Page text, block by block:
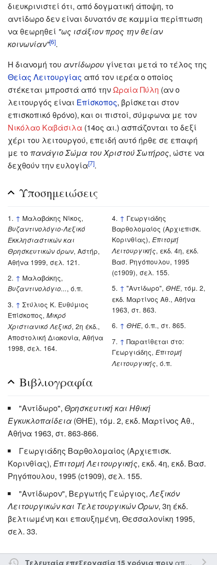
διευκρινιστεί ότι, από δογματική άποψη, το
αντίδωρο δεν είναι δυνατόν σε καμμία περίπτωση
να θεωρηθεί "ως ισάξιον προς την θείαν
κοινωνίαν"[6].
Η διανομή του αντίδωρου γίνεται μετά το τέλος της
Θείας Λειτουργίας από τον ιερέα ο οποίος
στέκεται μπροστά από τηνΩραία Πύλη (αν ο
λειτουργός είναι Επίσκοπος, βρίσκεται στον
επισκοπικό θρόνο), και οι πιστοί, σύμφωνα με τον
Νικόλαο Καβάσιλα (14ος αι.) ασπάζονται το δεξί
χέρι του λειτουργού, επειδή αυτό ήρθε σε επαφή
με το πανάγιο Σώμα του Χριστού Σωτήρος, ώστε να
δεχθούν την ευλογία[7].
Υποσημειώσεις
↑ Μαλαβάκης Νίκος,
Βυζαντινολόγιο-Λεξικό
Εκκλησιαστικών και
Θρησκευτικών όρων, Αστήρ,
Αθήνα 1999, σελ. 121.
↑ Μαλαβάκης,
Βυζαντινολόγιο..., ό.π.
↑ Στύλιος Κ. Ευθύμιος
Επίσκοπος, Μικρό
Χριστιανικό Λεξικό, 2η έκδ.,
Αποστολική Διακονία, Αθήνα
1998, σελ. 164.
↑ Γεωργιάδης
Βαρθολομαίος (Αρχιεπισκ.
Κορινθίας),Επιτομή
Λειτουργικής, εκδ. 4η, εκδ.
Βασ. Ρηγόπουλου, 1995
(c1909), σελ. 155.
↑ "Αντίδωρο",ΘΗΕ, τόμ. 2,
εκδ. Μαρτίνος Αθ., Αθήνα
1963, στ. 863.
↑ ΘΗΕ, ό.π., στ. 865.
↑ Παρατίθεται στο:
Γεωργιάδης,Επιτομή
Λειτουργικής, ό.π.
Βιβλιογραφία
"Αντίδωρο", Θρησκευτική και Ηθική
Εγκυκλοπαίδεια (ΘΗΕ), τόμ. 2, εκδ. Μαρτίνος Αθ.,
Αθήνα 1963, στ. 863-866.
Γεωργιάδης Βαρθολομαίος (Αρχιεπισκ.
Κορινθίας), Επιτομή Λειτουργικής, εκδ. 4η, εκδ. Βασ.
Ρηγόπουλου, 1995 (c1909), σελ. 155.
"Αντίδωρον", Βεργωτής Γεώργιος,Λεξικόν
Λειτουργικών και Τελετουργικών Όρων, 3η έκδ.
βελτιωμένη και επαυξημένη, Θεσσαλονίκη 1995,
σελ. 33.
Τελευταία επεξεργασία 15 χρόνια πριναπό τον την